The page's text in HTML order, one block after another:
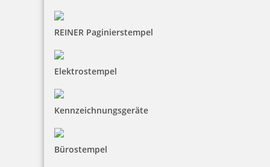
REINER Paginierstempel
Elektrostempel
Kennzeichnungsgeräte
Bürostempel
Printy 4924 Tauchstempel 12 Taucherstempel Motiv Pirat